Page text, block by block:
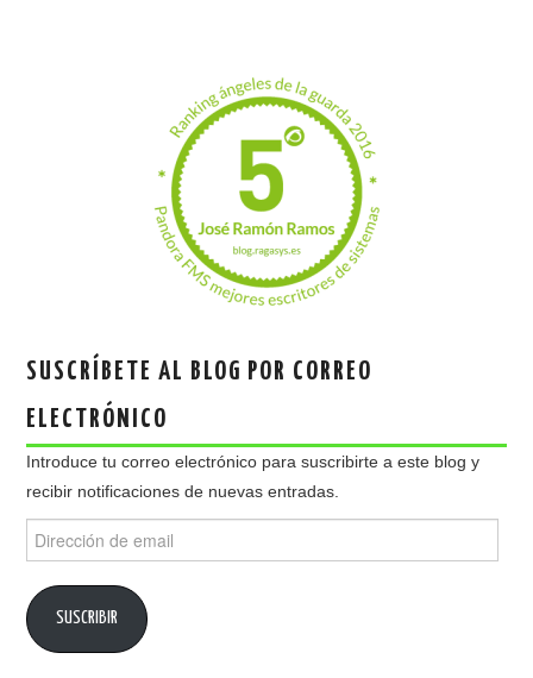
SUSCRÍBETE AL BLOG POR CORREO
ELECTRÓNICO
Introduce tu correo electrónico para suscribirte a este blog y
recibir notificaciones de nuevas entradas.
de
SUSCRIBIR